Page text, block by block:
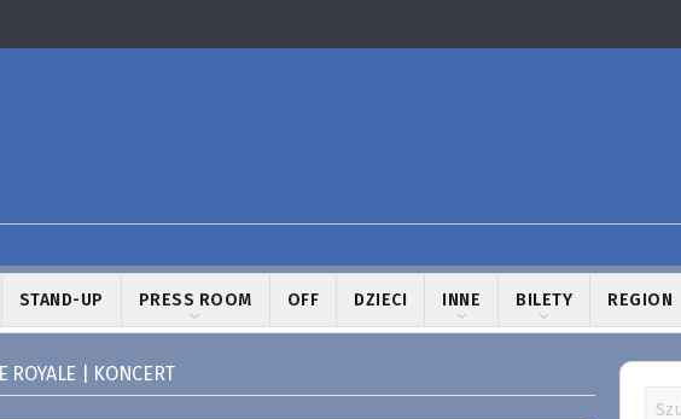
STAND-UP PRESS ROOM OFF DZIECI INNE BILETY REGION
ROYALE | KONCERT